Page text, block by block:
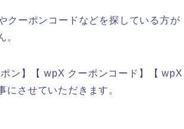
クーポンコードなどを探している方が
。
ン】【 wpX クーポンコード】【 wpX
させていただきます。